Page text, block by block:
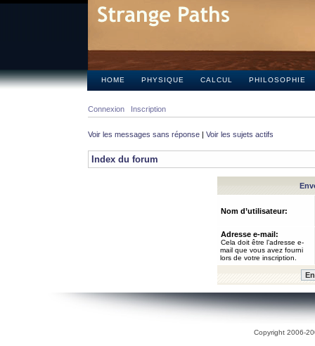
HOME PHYSIQUE CALCUL PHILOSOPHIE
Connexion Inscription
Voir les messages sans réponse | Voir les sujets actifs
Index du forum
Nom d’utilisateur:
Adresse e-mail:
Cela doit être l’adresse e-
mail que vous avez fourni
lors de votre inscription.
Copyright 2006-